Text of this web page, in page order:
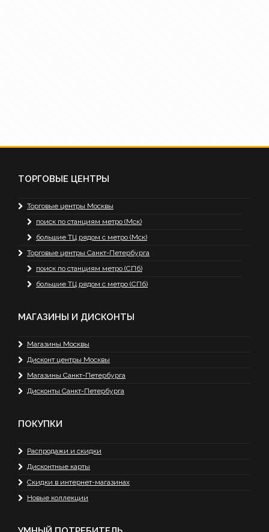
ТОРГОВЫЕ ЦЕНТРЫ
Торговые центры Москвы
поиск по станциям метро (Мск)
большие ТЦ рядом с метро (Мск)
Торговые центры Санкт-Петербурга
поиск по станциям метро (СПб)
большие ТЦ рядом с метро (СПб)
МАГАЗИНЫ И ДИСКОНТЫ
Магазины Москвы
Дисконт центры Москвы
Магазины Санкт-Петербурга
Дисконты Санкт-Петербурга
ПОКУПКИ
Распродажи и скидки
Дисконтные карты
Скидки в интернет-магазинах
Новые коллекции